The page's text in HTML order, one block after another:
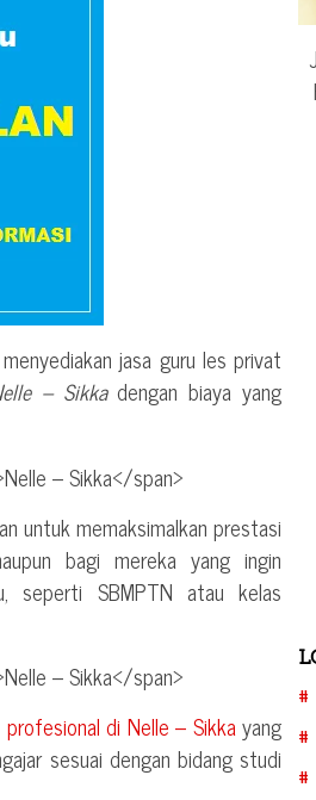
jasa guru les privat
– Sikkadengan biaya yang
untuk memaksimalkan prestasi
bagi mereka yang ingin
seperti SBMPTN atau kelas
di Nelle – Sikkayang
sesuai dengan bidang studi